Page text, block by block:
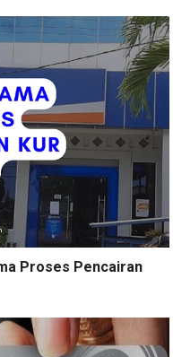
Proses Pencairan